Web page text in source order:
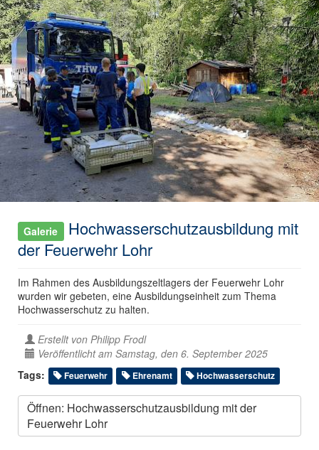
Galerie
Hochwasserschutzausbildung mit
der Feuerwehr Lohr
Im Rahmen des Ausbildungszeltlagers der Feuerwehr Lohr
wurden wir gebeten, eine Ausbildungseinheit zum Thema
Hochwasserschutz zu halten.
Erstellt von Philipp Frodl
Veröffentlicht am Samstag, den 6. September 2025
Tags:
Feuerwehr Ehrenamt Hochwasserschutz
Öffnen: Hochwasserschutzausbildung mit der
Feuerwehr Lohr